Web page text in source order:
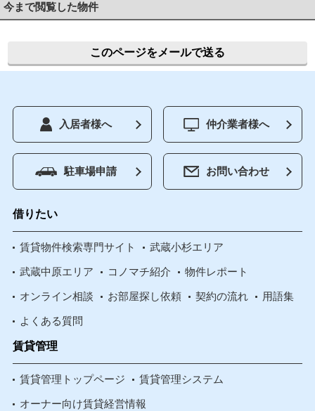
今まで閲覧した物件
このページをメールで送る
入居者様へ 仲介業者様へ
駐車場申請 お問い合わせ
借りたい
賃貸物件検索専門サイト 武蔵小杉エリア
武蔵中原エリア コノマチ紹介 物件レポート
オンライン相談 お部屋探し依頼 契約の流れ 用語集
よくある質問
賃貸管理
賃貸管理トップページ 賃貸管理システム
オーナー向け賃貸経営情報